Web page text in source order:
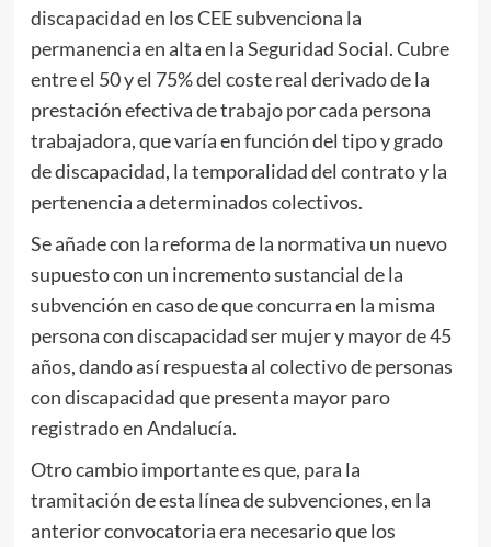
discapacidad en los CEE subvenciona la
permanencia en alta en la Seguridad Social. Cubre
entre el 50 y el 75% del coste real derivado de la
prestación efectiva de trabajo por cada persona
trabajadora, que varía en función del tipo y grado
de discapacidad, la temporalidad del contrato y la
pertenencia a determinados colectivos.
Se añade con la reforma de la normativa un nuevo
supuesto con un incremento sustancial de la
subvención en caso de que concurra en la misma
persona con discapacidad ser mujer y mayor de 45
años, dando así respuesta al colectivo de personas
con discapacidad que presenta mayor paro
registrado en Andalucía.
Otro cambio importante es que, para la
tramitación de esta línea de subvenciones, en la
anterior convocatoria era necesario que los